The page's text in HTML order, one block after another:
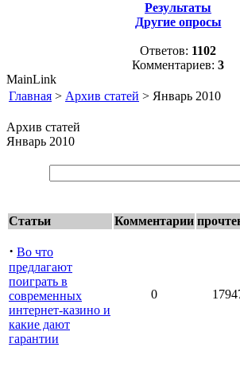
Результаты
Другие опросы
Ответов: 1102
Комментариев: 3
MainLink
Главная > Архив статей > Январь 2010
Архив статей
Январь 2010
Статьи Комментарии
· Во что
предлагают
поиграть в
современных
интернет-казино и
какие дают
гарантии
0